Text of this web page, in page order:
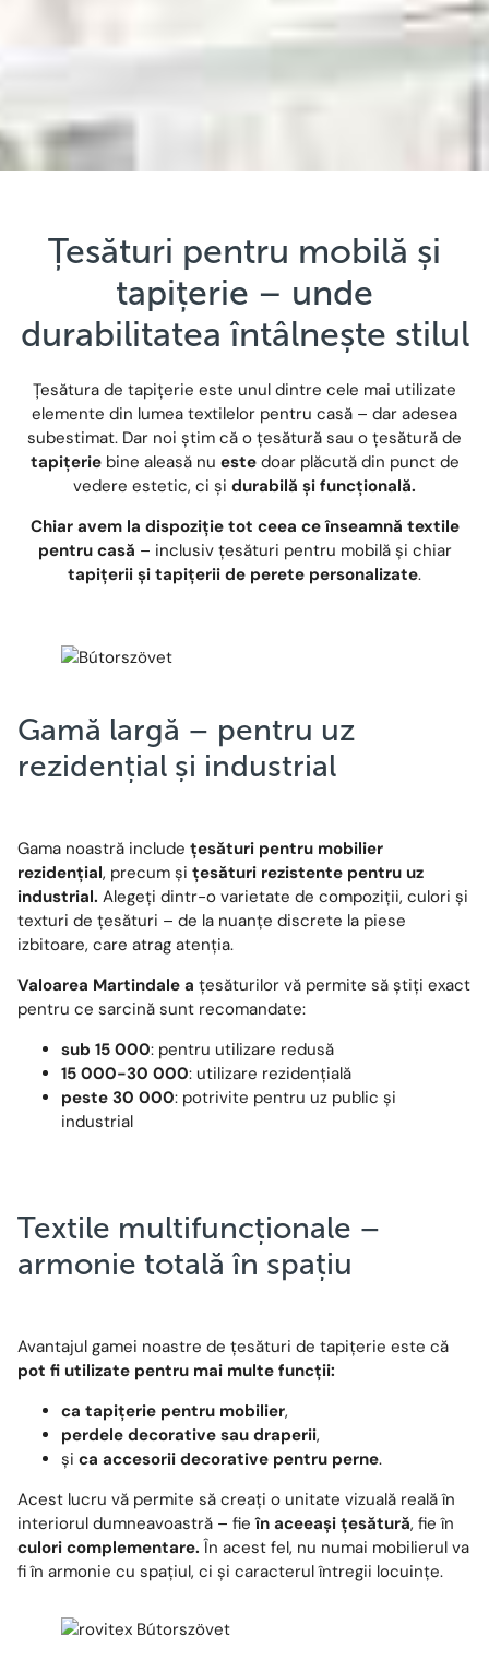
Țesături pentru mobilă și
tapițerie – unde
durabilitatea întâlnește stilul
Țesătura de tapițerie este unul dintre cele mai utilizate
elemente din lumea textilelor pentru casă – dar adesea
subestimat. Dar noi știm că o țesătură sau o țesătură de
tapițeriebine aleasă nu estedoar plăcută din punct de
vedere estetic, ci și durabilă și funcțională.
Chiar avem la dispoziție tot ceea ce înseamnă textile
pentru casă – inclusiv țesături pentru mobilă și chiar
tapițerii și tapițerii de perete personalizate.
Gamă largă – pentru uz
rezidențial și industrial
Gama noastră include țesături pentru mobilier
rezidențial, precum și țesături rezistente pentru uz
industrial. Alegeți dintr-o varietate de compoziții, culori și
texturi de țesături – de la nuanțe discrete la piese
izbitoare, care atrag atenția.
Valoarea Martindale a țesăturilor vă permite să știți exact
pentru ce sarcină sunt recomandate:
sub 15 000: pentru utilizare redusă
15 000-30 000: utilizare rezidențială
peste 30 000: potrivite pentru uz public și
industrial
Textile multifuncționale –
armonie totală în spațiu
Avantajul gamei noastre de țesături de tapițerie este că
pot fi utilizate pentru mai multe funcții:
ca tapițerie pentru mobilier,
perdele decorative sau draperii,
și ca accesorii decorative pentru perne.
Acest lucru vă permite să creați o unitate vizuală reală în
interiorul dumneavoastră – fieîn aceeași țesătură, fie în
culori complementare. În acest fel, nu numai mobilierul va
fi în armonie cu spațiul, ci și caracterul întregii locuințe.